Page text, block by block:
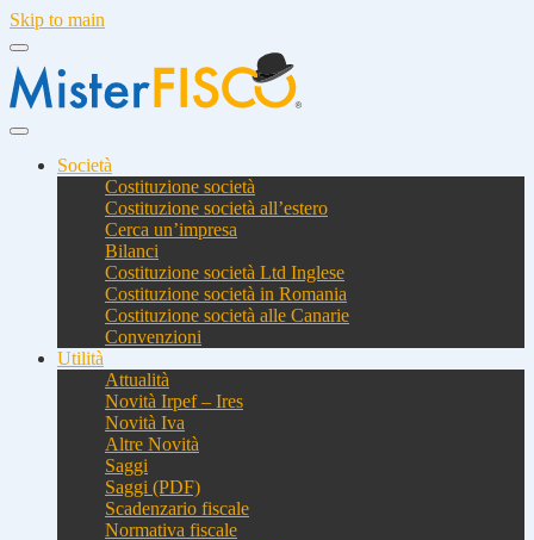
Skip to main
Società
Costituzione società
Costituzione società all’estero
Cerca un’impresa
Bilanci
Costituzione società Ltd Inglese
Costituzione società in Romania
Costituzione società alle Canarie
Convenzioni
Utilità
Attualità
Novità Irpef – Ires
Novità Iva
Altre Novità
Saggi
Saggi (PDF)
Scadenzario fiscale
Normativa fiscale